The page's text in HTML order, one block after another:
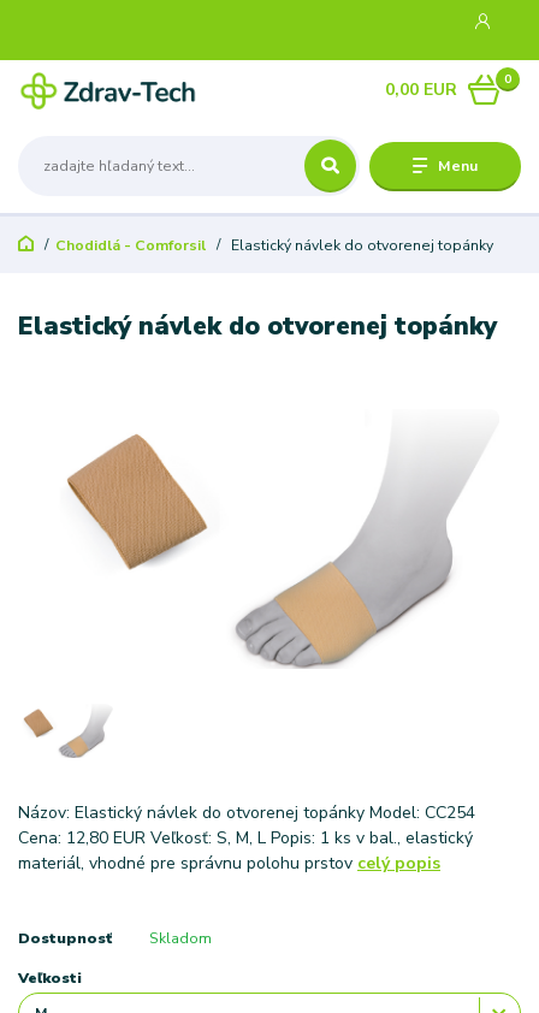
Menu
0
0,00 EUR
Chodidlá - Comforsil Elastický návlek do otvorenej topánky
Elastický návlek do otvorenej topánky
Názov: Elastický návlek do otvorenej topánky Model: CC254
Cena: 12,80 EUR Veľkosť: S, M, L Popis: 1 ks v bal., elastický
materiál, vhodné pre správnu polohu prstov celý popis
Dostupnosť Skladom
Veľkosti